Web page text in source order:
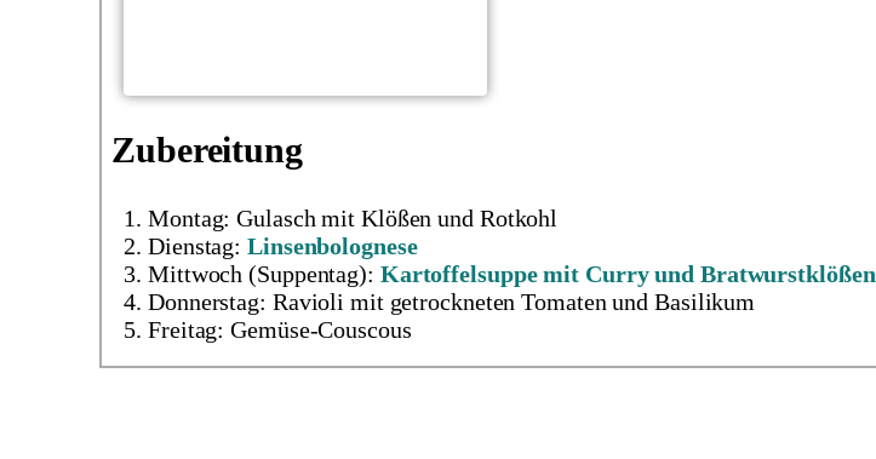
Zubereitung
Montag: Gulasch mit Klößen und Rotkohl
Dienstag: Linsenbolognese
Mittwoch (Suppentag): Kartoffelsuppe mit Curry und Bratwurstklößen
Donnerstag: Ravioli mit getrockneten Tomaten und Basilikum
Freitag: Gemüse-Couscous